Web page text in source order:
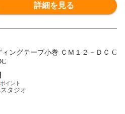
詳細を見る
ィングテープ小巻 ＣＭ１２－ＤＣ C
タジオ